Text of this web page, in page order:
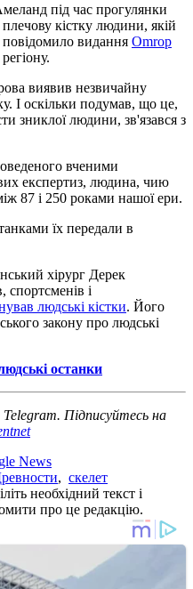
під час прогулянки
кістку людини, якій
видання Omrop
виявив незвичайну
І оскільки подумав, що це,
зниклої людини, зв'язався з
вченими
експертиз, людина, чию
87 і 250 роками нашої ери.
їх передали в
хірург Дерек
спортсменів і
людські кістки. Його
закону про людські
останки
Telegram. Підписуйтесь на
News
, скелет
необхідний текст і
про це редакцію.